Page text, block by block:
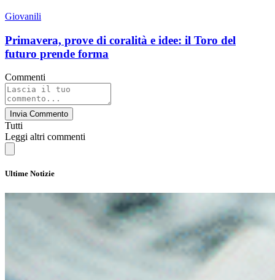
Giovanili
Primavera, prove di coralità e idee: il Toro del
futuro prende forma
Commenti
Invia Commento
Tutti
Leggi altri commenti
Ultime Notizie